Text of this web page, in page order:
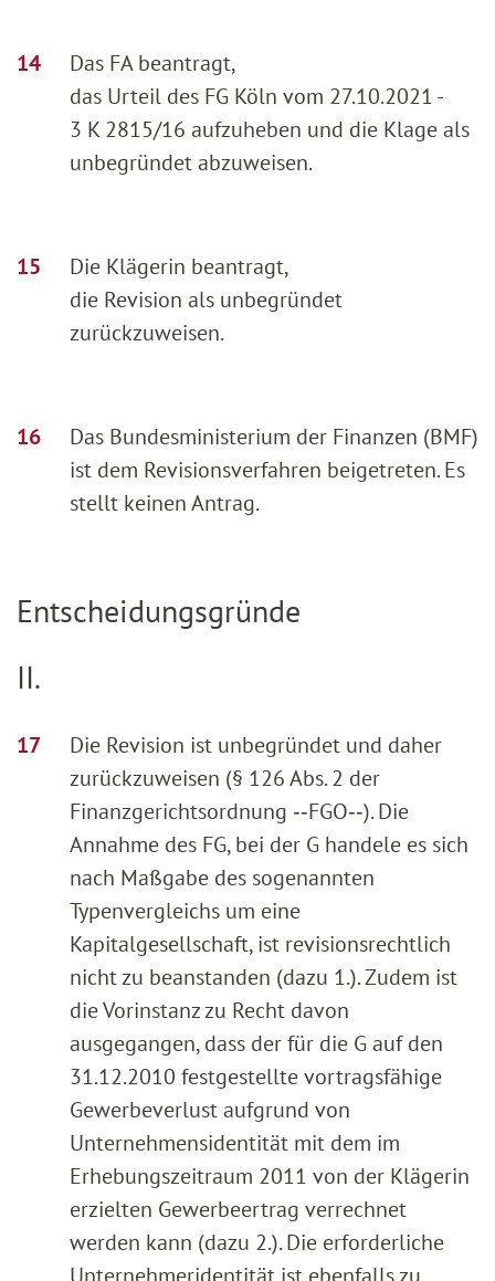
Das FA beantragt,
das Urteil des FG Köln vom 27.10.2021 -
3 K 2815/16 aufzuheben und die Klage als
unbegründet abzuweisen.
Die Klägerin beantragt,
die Revision als unbegründet
zurückzuweisen.
Das Bundesministerium der Finanzen (BMF)
ist dem Revisionsverfahren beigetreten. Es
stellt keinen Antrag.
Entscheidungsgründe
II.
Die Revision ist unbegründet und daher
zurückzuweisen (§ 126 Abs. 2 der
Finanzgerichtsordnung ‑‑FGO‑‑). Die
Annahme des FG, bei der G handele es sich
nach Maßgabe des sogenannten
Typenvergleichs um eine
Kapitalgesellschaft, ist revisionsrechtlich
nicht zu beanstanden (dazu 1.). Zudem ist
die Vorinstanz zu Recht davon
ausgegangen, dass der für die G auf den
31.12.2010 festgestellte vortragsfähige
Gewerbeverlust aufgrund von
Unternehmensidentität mit dem im
Erhebungszeitraum 2011 von der Klägerin
erzielten Gewerbeertrag verrechnet
werden kann (dazu 2.). Die erforderliche